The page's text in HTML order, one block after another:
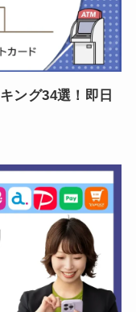
ング34選！即日